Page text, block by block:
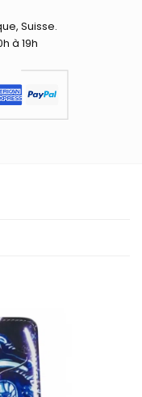
Suisse.
à 19h